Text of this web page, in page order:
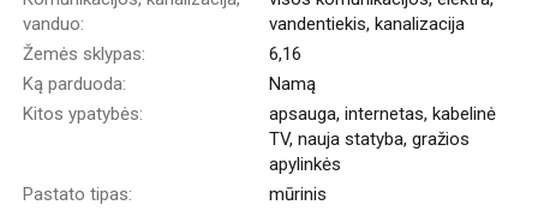
vanduo:
vandentiekis, kanalizacija
Žemės sklypas:
6,16
Ką parduoda:
Namą
Kitos ypatybės:
apsauga, internetas, kabelinė
TV, nauja statyba, gražios
apylinkės
Pastato tipas:
mūrinis